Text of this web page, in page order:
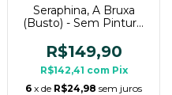
Seraphina, A Bruxa
(Busto) - Sem Pintura,
R$149,90
R$142,41 com Pix
6 x de R$24,98 sem juros